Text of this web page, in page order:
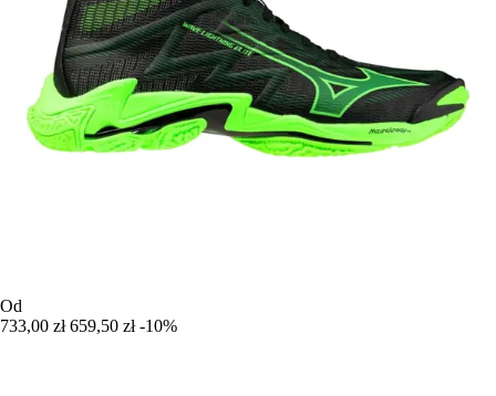
Od
733,00 zł 659,50 zł -10%